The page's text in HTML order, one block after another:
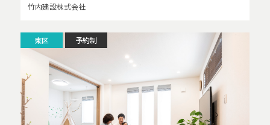
竹内建設株式会社
東区 予約制